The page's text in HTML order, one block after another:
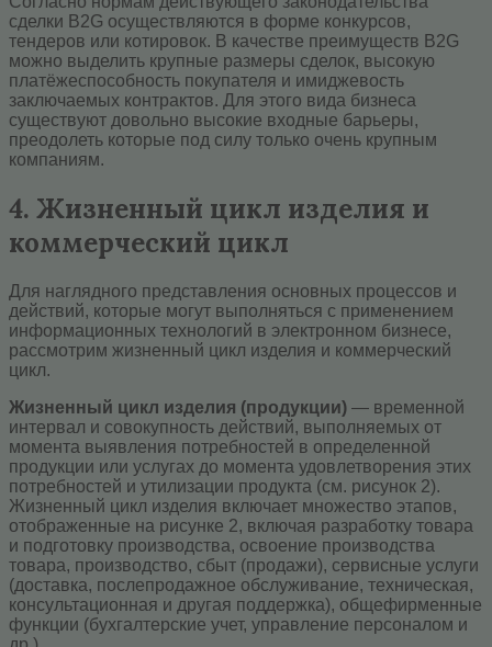
сделки B2G осуществляются в форме конкурсов,
тендеров или котировок. В качестве преимуществ B2G
можно выделить крупные размеры сделок, высокую
платёжеспособность покупателя и имиджевость
заключаемых контрактов. Для этого вида бизнеса
существуют довольно высокие входные барьеры,
преодолеть которые под силу только очень крупным
компаниям.
4. Жизненный цикл изделия и
коммерческий цикл
Для наглядного представления основных процессов и
действий, которые могут выполняться с применением
информационных технологий в электронном бизнесе,
рассмотрим жизненный цикл изделия и коммерческий
цикл.
Жизненный цикл изделия (продукции) — временной
интервал и совокупность действий, выполняемых от
момента выявления потребностей в определенной
продукции или услугах до момента удовлетворения этих
потребностей и утилизации продукта (см. рисунок 2).
Жизненный цикл изделия включает множество этапов,
отображенные на рисунке 2, включая разработку товара
и подготовку производства, освоение производства
товара, производство, сбыт (продажи), сервисные услуги
(доставка, послепродажное обслуживание, техническая,
консультационная и другая поддержка), общефирменные
функции (бухгалтерские учет, управление персоналом и